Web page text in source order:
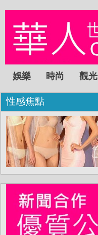
娛樂 時尚 觀光
性感焦點